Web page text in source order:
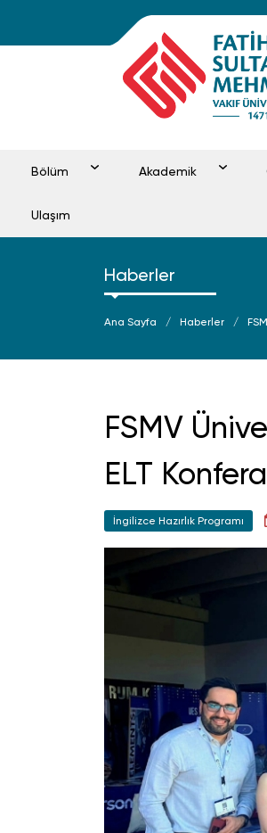
Bölüm Akademik
Ulaşım
Haberler
Ana Sayfa Haberler
FSMV
ELT
İngilizce Hazırlık Programı